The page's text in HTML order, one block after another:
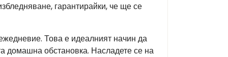
гарантирайки, че ще се
Това е идеалният начин да
домашна обстановка. Насладете се на